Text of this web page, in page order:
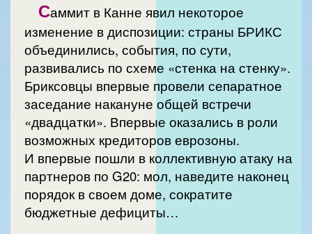
Саммит в Канне явил некоторое
изменение в диспозиции: страны БРИКС
объединились, события, по сути,
развивались по схеме «стенка на стенку».
Бриксовцы впервые провели сепаратное
заседание накануне общей встречи
«двадцатки». Впервые оказались в роли
возможных кредиторов еврозоны.
И впервые пошли в коллективную атаку на
партнеров по G20: мол, наведите наконец
порядок в своем доме, сократите
бюджетные дефициты…